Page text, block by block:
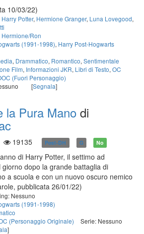
10/03/22)
Harry Potter, Hermione Granger, Luna Lovegood,
Hermione/Ron
(1991-1998), Harry Post-Hogwarts
, Drammatico, Romantico, Sentimentale
Film, Informazioni JKR, Libri di Testo, OC
(Fuori Personaggio)
[Segnala]
la Pura Mano di
19135 Post-DH G No
di Harry Potter, il settimo ad
dopo la grande battaglia di
a scuola e con un nuovo oscuro nemico
pubblicata 26/01/22)
Nessuno
(1991-1998)
(Personaggio Originale)
Serie: Nessuno
]